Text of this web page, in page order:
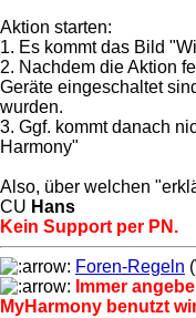
Aktion starten:
1. Es kommt das Bild
2. Nachdem die Aktion
Geräte eingeschaltet
wurden.
3. Ggf. kommt danach
Harmony"
Also, über welchen
CU Hans
Kein Support per PN.
Foren-Regeln
Immer
MyHarmony benutzt